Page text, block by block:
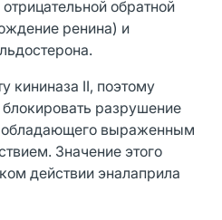
обратной
ренина) и
кининаза II, поэтому
разрушение
обладающего выраженным
Значение этого
действии эналаприла